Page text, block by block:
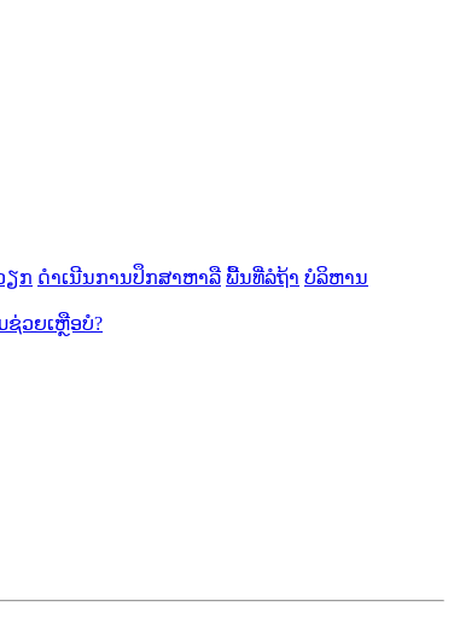
ຽກ ດໍາເນີນການປຶກສາຫາລື ພື້ນທີ່ລໍຖ້າ ບໍລິຫານ
ຊ່ວຍເຫຼືອບໍ?